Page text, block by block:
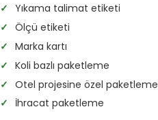
✓
Yıkama talimat etiketi
✓
Ölçü etiketi
✓
Marka kartı
✓
Koli bazlı paketleme
✓
Otel projesine özel paketleme
✓
İhracat paketleme